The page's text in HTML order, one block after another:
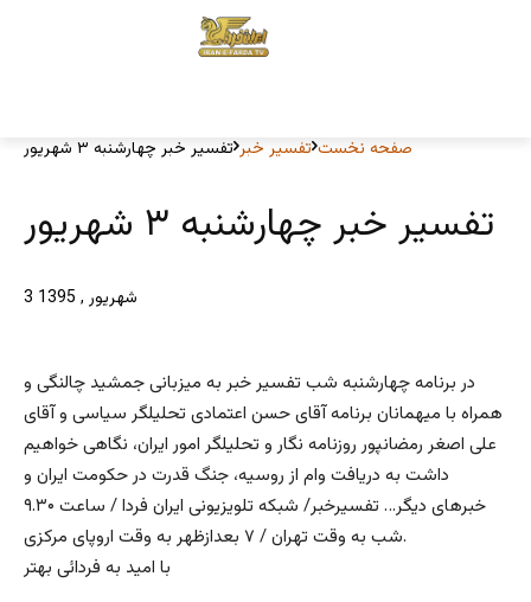
صفحه نخست تفسیر خبر تفسیر خبر چهارشنبه ۳ شهریور
تفسیر خبر چهارشنبه ۳ شهریور
3 شهریور , 1395
در برنامه چهارشنبه شب تفسیر خبر به میزبانی جمشید چالنگی و
همراه با میهمانان برنامه آقای حسن اعتمادی تحلیلگر سیاسی و آقای
علی اصغر رمضانپور روزنامه نگار و تحلیلگر امور ایران، نگاهی خواهیم
داشت به دریافت وام از روسیه، جنگ قدرت در حکومت ایران و
خبرهای دیگر… تفسیرخبر/ شبکه تلویزیونی ایران فردا / ساعت ۹.۳۰
شب به وقت تهران / ۷ بعدازظهر به وقت اروپای مرکزی.
با امید به فردائی بهتر